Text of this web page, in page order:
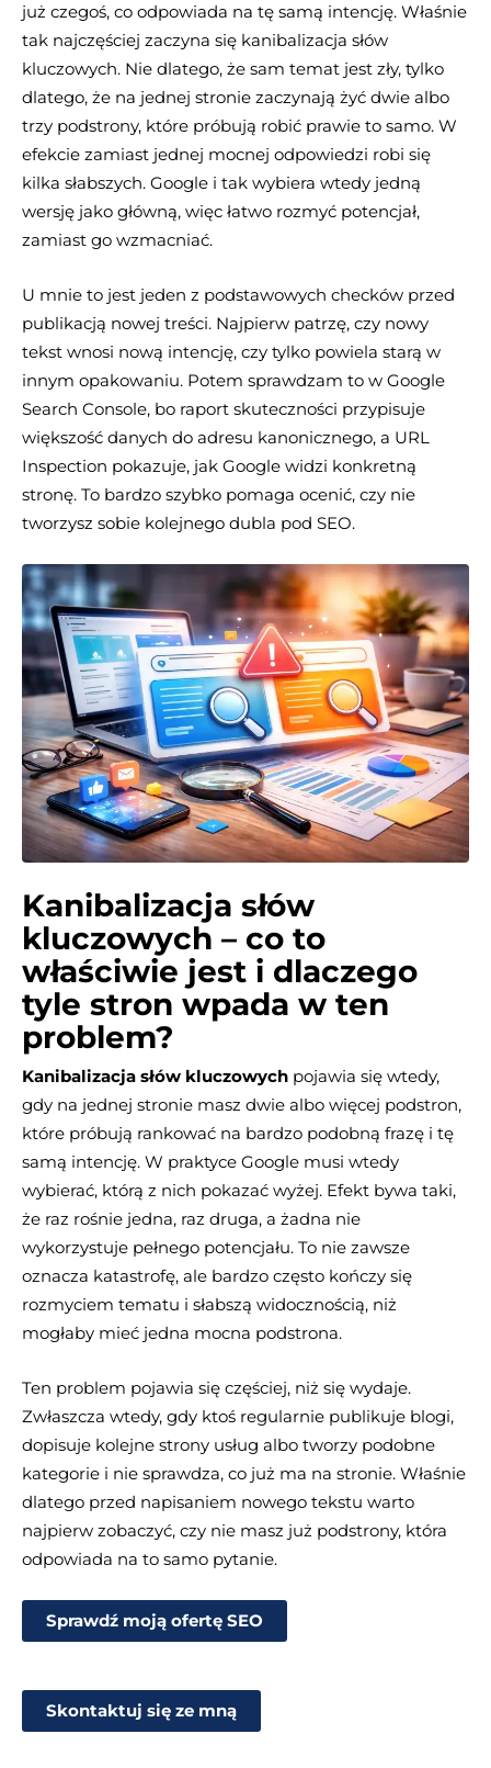
już czegoś, co odpowiada na tę samą intencję. Właśnie
tak najczęściej zaczyna się kanibalizacja słów
kluczowych. Nie dlatego, że sam temat jest zły, tylko
dlatego, że na jednej stronie zaczynają żyć dwie albo
trzy podstrony, które próbują robić prawie to samo. W
efekcie zamiast jednej mocnej odpowiedzi robi się
kilka słabszych. Google i tak wybiera wtedy jedną
wersję jako główną, więc łatwo rozmyć potencjał,
zamiast go wzmacniać.
U mnie to jest jeden z podstawowych checków przed
publikacją nowej treści. Najpierw patrzę, czy nowy
tekst wnosi nową intencję, czy tylko powiela starą w
innym opakowaniu. Potem sprawdzam to w Google
Search Console, bo raport skuteczności przypisuje
większość danych do adresu kanonicznego, a URL
Inspection pokazuje, jak Google widzi konkretną
stronę. To bardzo szybko pomaga ocenić, czy nie
tworzysz sobie kolejnego dubla pod SEO.
Kanibalizacja słów
kluczowych – co to
właściwie jest i dlaczego
tyle stron wpada w ten
problem?
Kanibalizacja słów kluczowych pojawia się wtedy,
gdy na jednej stronie masz dwie albo więcej podstron,
które próbują rankować na bardzo podobną frazę i tę
samą intencję. W praktyce Google musi wtedy
wybierać, którą z nich pokazać wyżej. Efekt bywa taki,
że raz rośnie jedna, raz druga, a żadna nie
wykorzystuje pełnego potencjału. To nie zawsze
oznacza katastrofę, ale bardzo często kończy się
rozmyciem tematu i słabszą widocznością, niż
mogłaby mieć jedna mocna podstrona.
Ten problem pojawia się częściej, niż się wydaje.
Zwłaszcza wtedy, gdy ktoś regularnie publikuje blogi,
dopisuje kolejne strony usług albo tworzy podobne
kategorie i nie sprawdza, co już ma na stronie. Właśnie
dlatego przed napisaniem nowego tekstu warto
najpierw zobaczyć, czy nie masz już podstrony, która
odpowiada na to samo pytanie.
Sprawdź moją ofertę SEO
Skontaktuj się ze mną